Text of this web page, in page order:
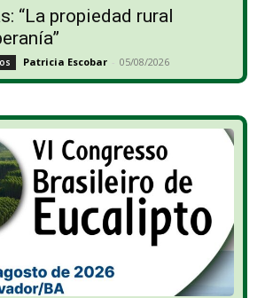
“La propiedad rural
Patricia Escobar - 05/08/2026